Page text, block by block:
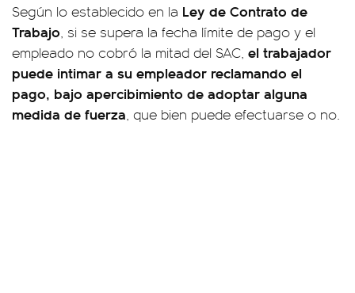
Según lo establecido en la Ley de Contrato de
Trabajo, si se supera la fecha límite de pago y el
empleado no cobró la mitad del SAC, el trabajador
puede intimar a su empleador reclamando el
pago, bajo apercibimiento de adoptar alguna
medida de fuerza, que bien puede efectuarse o no.